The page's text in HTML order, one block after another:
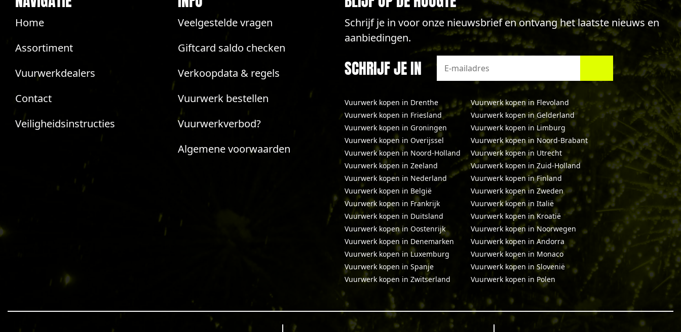
Home
Assortiment
Vuurwerkdealers
Contact
Veiligheidsinstructies
Veelgestelde vragen
Giftcard saldo checken
Verkoopdata & regels
Vuurwerk bestellen
Vuurwerkverbod?
Algemene voorwaarden
Schrijf je in voor onze nieuwsbrief en ontvang het laatste nieuws en
aanbiedingen.
SCHRIJF JE IN
Vuurwerk kopen in Drenthe
Vuurwerk kopen in Flevoland
Vuurwerk kopen in Friesland
Vuurwerk kopen in Gelderland
Vuurwerk kopen in Groningen
Vuurwerk kopen in Limburg
Vuurwerk kopen in Overijssel
Vuurwerk kopen in Noord-Brabant
Vuurwerk kopen in Noord-Holland
Vuurwerk kopen in Utrecht
Vuurwerk kopen in Zeeland
Vuurwerk kopen in Zuid-Holland
Vuurwerk kopen in Nederland
Vuurwerk kopen in Finland
Vuurwerk kopen in België
Vuurwerk kopen in Zweden
Vuurwerk kopen in Frankrijk
Vuurwerk kopen in Italië
Vuurwerk kopen in Duitsland
Vuurwerk kopen in Kroatië
Vuurwerk kopen in Oostenrijk
Vuurwerk kopen in Noorwegen
Vuurwerk kopen in Denemarken
Vuurwerk kopen in Andorra
Vuurwerk kopen in Luxemburg
Vuurwerk kopen in Monaco
Vuurwerk kopen in Spanje
Vuurwerk kopen in Slovenië
Vuurwerk kopen in Zwitserland
Vuurwerk kopen in Polen